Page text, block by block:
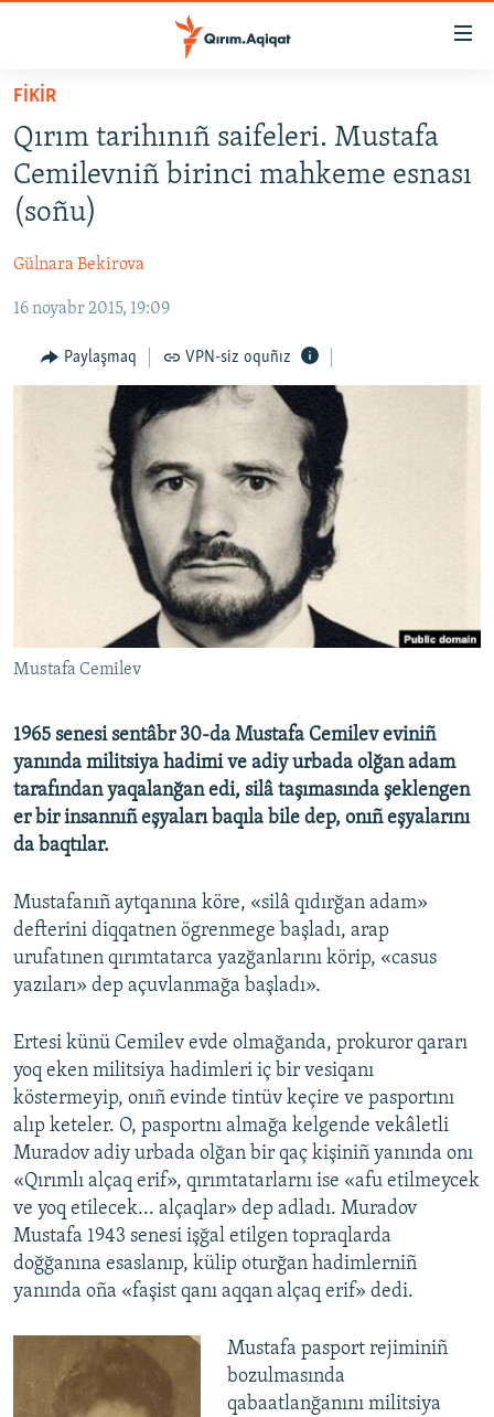
Esas
qaytmaq
Baş
navigatsiyağa
qaytmaq
Qıdıruvğa
SİYASET
İQTİSADİYAT
MEDENİYET
İNSAN AQLARI
VİDEO
RFE/RS bütün saytları
FİKİR
Qırım tarihınıñ saifeleri. Mustafa
Cemilevniñ birinci mahkeme esnası
(soñu)
Gülnara Bekirova
16 noyabr 2015, 19:09
Paylaşmaq VPN-siz oquñız
Mustafa Cemilev
1965 senesi sentâbr 30-da Mustafa Cemilev eviniñ
yanında militsiya hadimi ve adiy urbada olğan adam
tarafından yaqalanğan edi, silâ taşımasında şeklengen
er bir insannıñ eşyaları baqıla bile dep, onıñ eşyalarını
da baqtılar.
Mustafanıñ aytqanına köre, «silâ qıdırğan adam»
defterini diqqatnen ögrenmege başladı, arap
urufatınen qırımtatarca yazğanlarını körip, «casus
yazıları» dep açuvlanmağa başladı».
Ertesi künü Cemilev evde olmağanda, prokuror qararı
yoq eken militsiya hadimleri iç bir vesiqanı
köstermeyip, onıñ evinde tintüv keçire ve pasportını
alıp keteler. O, pasportnı almağa kelgende vekâletli
Muradov adiy urbada olğan bir qaç kişiniñ yanında onı
«Qırımlı alçaq erif», qırımtatarlarnı ise «afu etilmeycek
ve yoq etilecek... alçaqlar» dep adladı. Muradov
Mustafa 1943 senesi işğal etilgen topraqlarda
doğğanına esaslanıp, külip oturğan hadimlerniñ
yanında oña «faşist qanı aqqan alçaq erif» dedi.
Mustafa pasport rejiminiñ
bozulmasında
qabaatlanğanını militsiya